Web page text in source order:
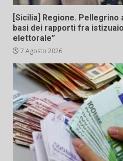
[Sicilia] Regione. Pellegrino
basi dei rapporti fra
elettorale”
7 Agosto 2026